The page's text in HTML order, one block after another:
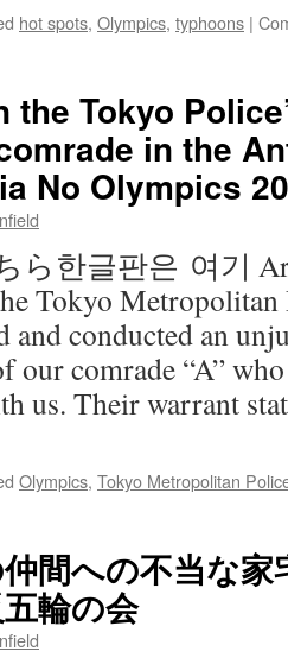
hot spots, Olympics, typhoons |
the Tokyo
in the
No Olympics
nfield
ら한글판은 여기
Tokyo Metropolitan
conducted an
our comrade “A”
us. Their warrant
Olympics, Tokyo Metropolitan
間への不当な
輪の会
nfield